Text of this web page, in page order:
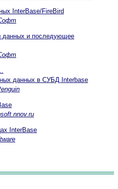
InterBase/FireBird
данных и последующее
данных в СУБД Interbase
InterBase